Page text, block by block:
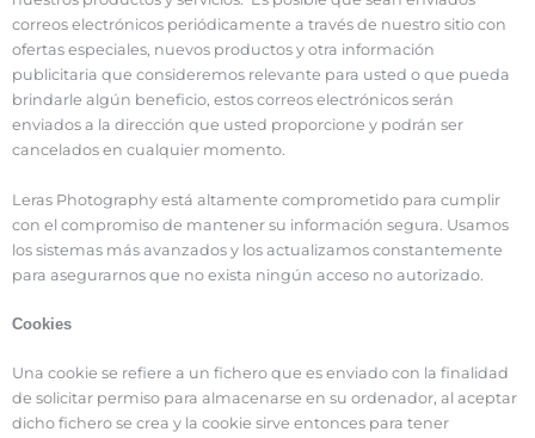
correos electrónicos periódicamente a través de nuestro sitio con
ofertas especiales, nuevos productos y otra información
publicitaria que consideremos relevante para usted o que pueda
brindarle algún beneficio, estos correos electrónicos serán
enviados a la dirección que usted proporcione y podrán ser
cancelados en cualquier momento.
Leras Photography está altamente comprometido para cumplir
con el compromiso de mantener su información segura. Usamos
los sistemas más avanzados y los actualizamos constantemente
para asegurarnos que no exista ningún acceso no autorizado.
Cookies
Una cookie se refiere a un fichero que es enviado con la finalidad
de solicitar permiso para almacenarse en su ordenador, al aceptar
dicho fichero se crea y la cookie sirve entonces para tener